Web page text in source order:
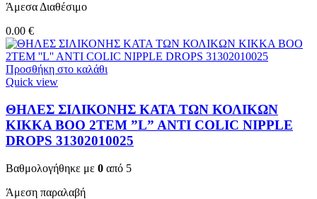
Άμεσα Διαθέσιμο
0.00 €
Προσθήκη στο καλάθι
Quick view
ΘΗΛΕΣ ΣΙΛΙΚΟΝΗΣ ΚΑΤΑ ΤΩΝ ΚΟΛΙΚΩΝ
KIKKA BOO 2TEM ”L” ANTI COLIC NIPPLE
DROPS 31302010025
Βαθμολογήθηκε με 0 από 5
Άμεση παραλαβή